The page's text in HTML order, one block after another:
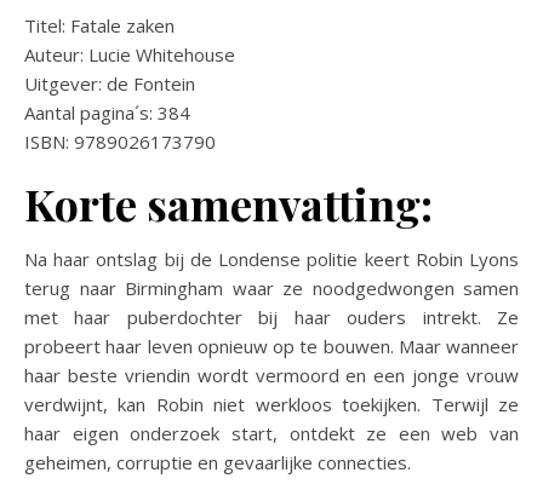
Titel: Fatale zaken
Auteur: Lucie Whitehouse
Uitgever: de Fontein
Aantal pagina´s: 384
ISBN: 9789026173790
Korte samenvatting:
Na haar ontslag bij de Londense politie keert Robin Lyons
terug naar Birmingham waar ze noodgedwongen samen
met haar puberdochter bij haar ouders intrekt. Ze
probeert haar leven opnieuw op te bouwen. Maar wanneer
haar beste vriendin wordt vermoord en een jonge vrouw
verdwijnt, kan Robin niet werkloos toekijken. Terwijl ze
haar eigen onderzoek start, ontdekt ze een web van
geheimen, corruptie en gevaarlijke connecties.